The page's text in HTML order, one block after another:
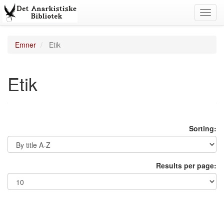
Emner Etik
Etik
Sorting:
Results per page: